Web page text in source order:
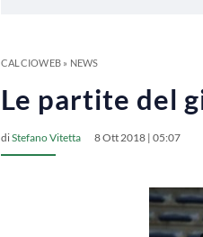
CALCIOWEB» NEWS
Le partite del
diStefano Vitetta 8 Ott 2018 | 05:07